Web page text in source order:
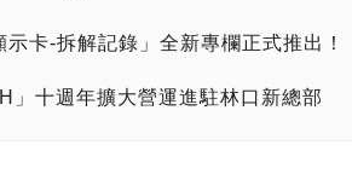
示卡-拆解記錄」全新專欄正式推出！
」十週年擴大營運進駐林口新總部